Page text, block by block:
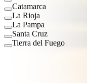
Catamarca
La Rioja
La Pampa
Santa Cruz
Tierra del Fuego